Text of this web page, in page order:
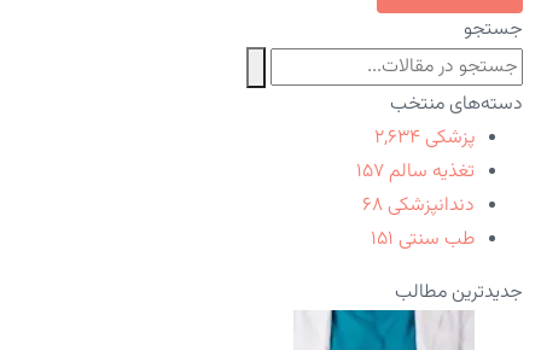
جستجو
دسته‌های منتخب
پزشکی ۲,۶۳۴
تغذیه سالم ۱۵۷
دندانپزشکی ۶۸
طب سنتی ۱۵۱
جدیدترین مطالب